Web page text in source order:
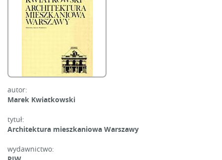
autor:
Marek Kwiatkowski
tytuł:
Architektura mieszkaniowa Warszawy
wydawnictwo: